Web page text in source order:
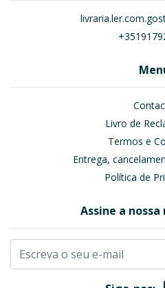
Livro de
Termos e
Entrega,
Política de
Assine a